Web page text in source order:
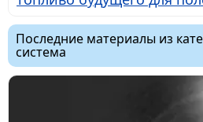
Последние материалы из
система